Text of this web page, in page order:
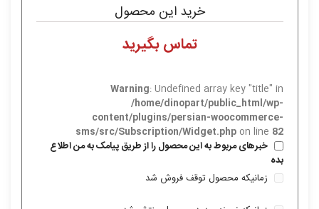
خرید این محصول
Warning: Undefined array key "title" in
/home/dinopart/public_html/wp-
content/plugins/persian-woocommerce-
sms/src/Subscription/Widget.php on line 82
خبرهای مربوط به این محصول را از طریق پیامک به من اطلاع
بده
زمانیکه محصول توقف فروش شد